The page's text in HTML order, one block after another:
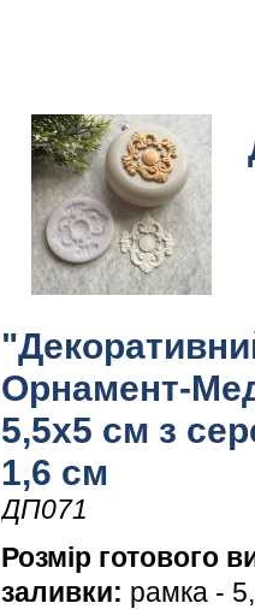
Орнамент-
5,5х5 см з
1,6 см
ДП071
Розмір готового
заливки: рамка -